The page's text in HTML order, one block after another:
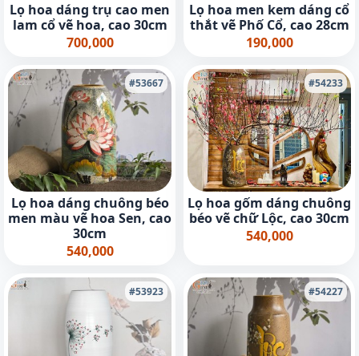
Lọ hoa dáng trụ cao men
lam cổ vẽ hoa, cao 30cm
700,000
Lọ hoa men kem dáng cổ
thắt vẽ Phố Cổ, cao 28cm
190,000
#53667
Lọ hoa dáng chuông béo
men màu vẽ hoa Sen, cao
30cm
540,000
#54233
Lọ hoa gốm dáng chuông
béo vẽ chữ Lộc, cao 30cm
540,000
#53923 #54227